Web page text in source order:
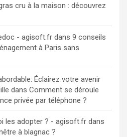
cru à la maison : découvrez
- agisoft.fr dans 9 conseils
à Paris sans
Éclairez votre avenir
dans Comment se déroule
privée par téléphone ?
les adopter ? - agisoft.fr dans
à blagnac ?